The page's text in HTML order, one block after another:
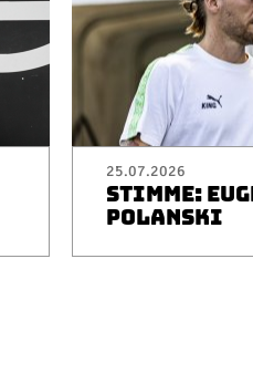
25.07.2026
STIMME:
POLANSKI